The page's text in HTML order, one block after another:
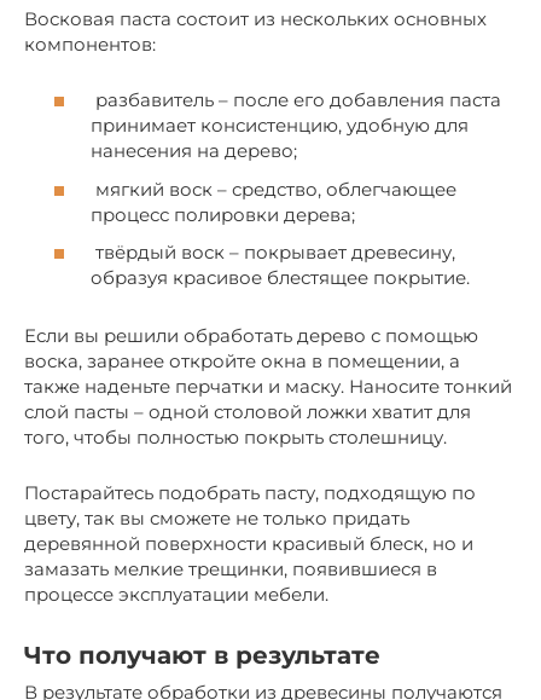
Восковая паста состоит из нескольких основных
компонентов:
разбавитель – после его добавления паста
принимает консистенцию, удобную для
нанесения на дерево;
мягкий воск – средство, облегчающее
процесс полировки дерева;
твёрдый воск – покрывает древесину,
образуя красивое блестящее покрытие.
Если вы решили обработать дерево с помощью
воска, заранее откройте окна в помещении, а
также наденьте перчатки и маску. Наносите тонкий
слой пасты – одной столовой ложки хватит для
того, чтобы полностью покрыть столешницу.
Постарайтесь подобрать пасту, подходящую по
цвету, так вы сможете не только придать
деревянной поверхности красивый блеск, но и
замазать мелкие трещинки, появившиеся в
процессе эксплуатации мебели.
Что получают в результате
В результате обработки из древесины получаются